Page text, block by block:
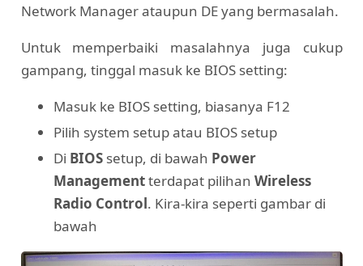
Network Manager ataupun DE yang bermasalah.
Untuk memperbaiki masalahnya juga cukup
gampang, tinggal masuk ke BIOS setting:
Masuk ke BIOS setting, biasanya F12
Pilih system setup atau BIOS setup
Di BIOSsetup, di bawah Power
Managementterdapat pilihan Wireless
Radio Control. Kira-kira seperti gambar di
bawah